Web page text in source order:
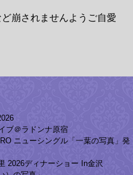
崩されませんようご自愛
ブ＠ラドンナ原宿
ニューシングル「一葉の写真」発
2026ディナーショー In金沢